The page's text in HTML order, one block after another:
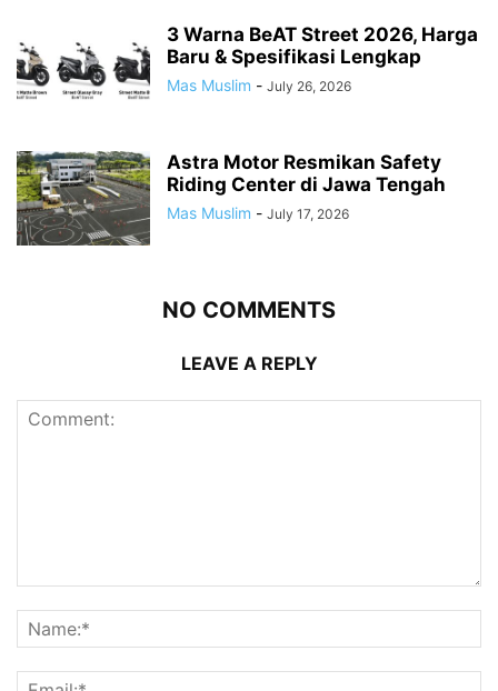
3 Warna BeAT Street 2026, Harga
Baru & Spesifikasi Lengkap
Mas Muslim - July 26, 2026
Astra Motor Resmikan Safety
Riding Center di Jawa Tengah
Mas Muslim - July 17, 2026
NO COMMENTS
LEAVE A REPLY